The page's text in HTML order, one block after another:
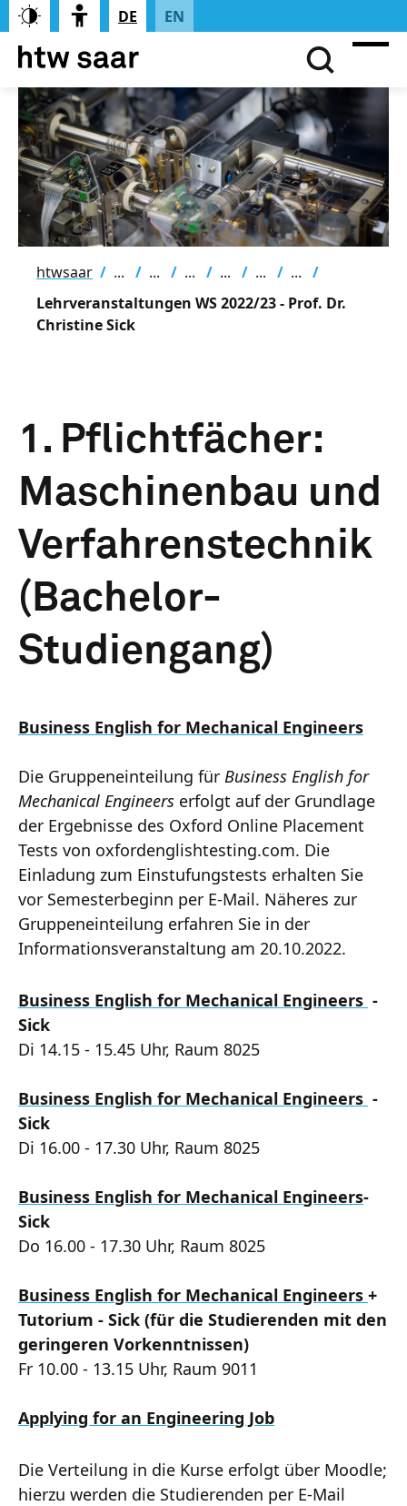
DE EN
htwsaar
Lehrveranstaltungen WS 2022/23 - Prof. Dr.
Christine Sick
1. Pflichtfächer:
Maschinenbau und
Verfahrenstechnik
(Bachelor-
Studiengang)
Business English for Mechanical Engineers
Die Gruppeneinteilung für Business English for
Mechanical Engineers erfolgt auf der Grundlage
der Ergebnisse des Oxford Online Placement
Tests von oxfordenglishtesting.com. Die
Einladung zum Einstufungstests erhalten Sie
vor Semesterbeginn per E-Mail. Näheres zur
Gruppeneinteilung erfahren Sie in der
Informationsveranstaltung am 20.10.2022.
Business English for Mechanical Engineers -
Sick
Di 14.15 - 15.45 Uhr, Raum 8025
Business English for Mechanical Engineers -
Sick
Di 16.00 - 17.30 Uhr, Raum 8025
Business English for Mechanical Engineers-
Sick
Do 16.00 - 17.30 Uhr, Raum 8025
Business English for Mechanical Engineers +
Tutorium - Sick (für die Studierenden mit den
geringeren Vorkenntnissen)
Fr 10.00 - 13.15 Uhr, Raum 9011
Applying for an Engineering Job
Die Verteilung in die Kurse erfolgt über Moodle;
hierzu werden die Studierenden per E-Mail